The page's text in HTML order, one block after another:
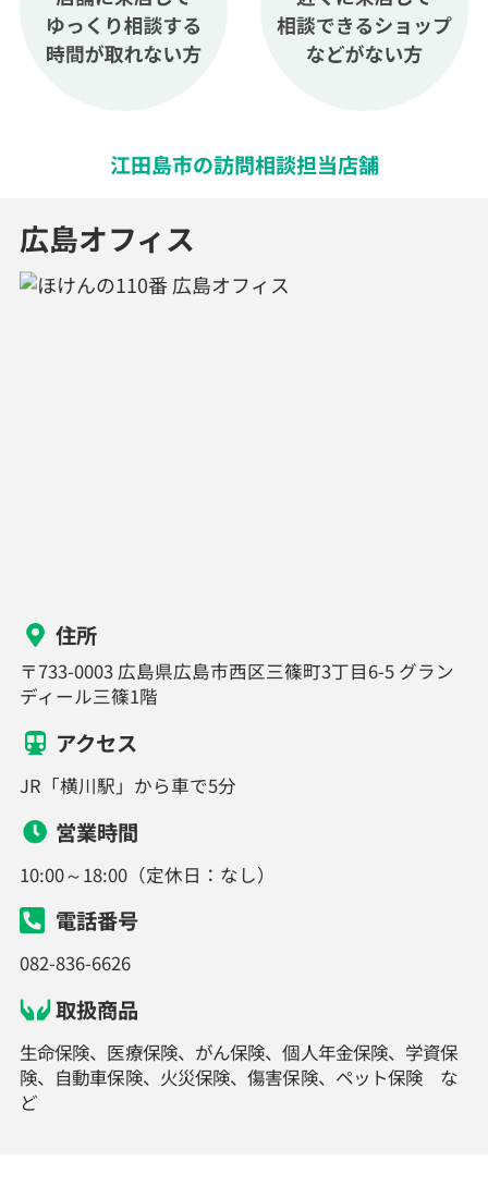
江田島市の訪問相談担当店舗
広島オフィス
住所
〒733-0003 広島県広島市西区三篠町3丁目6-5 グラン
ディール三篠1階
アクセス
JR「横川駅」から車で5分
営業時間
10:00～18:00（定休日：なし）
電話番号
082-836-6626
取扱商品
生命保険、医療保険、がん保険、個人年金保険、学資保
険、自動車保険、火災保険、傷害保険、ペット保険 な
ど